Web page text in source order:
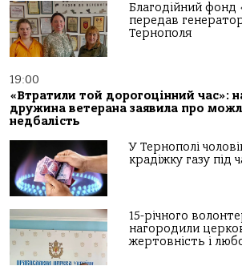
Благодійний фонд
передав
Тернополя
19:00
«Втратили той дорогоцінний час»:
дружина ветерана заявила про
недбалість
У Тернополі
крадіжку газу під
15-річного
нагородили
жертовність і